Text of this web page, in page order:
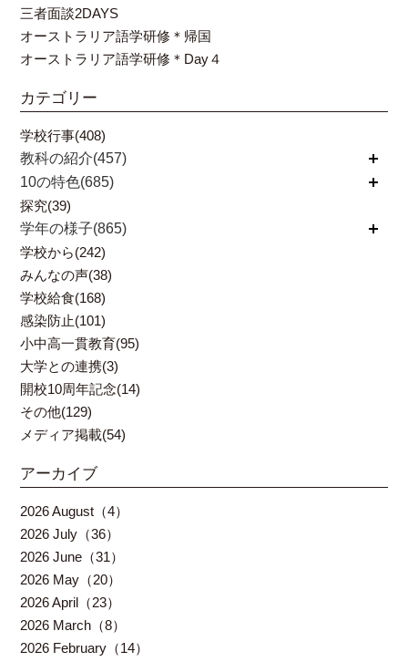
三者面談2DAYS
オーストラリア語学研修＊帰国
オーストラリア語学研修＊Day４
カテゴリー
学校行事(408)
教科の紹介(457)
開く
10の特色(685)
開く
探究(39)
学年の様子(865)
開く
学校から(242)
みんなの声(38)
学校給食(168)
感染防止(101)
小中高一貫教育(95)
大学との連携(3)
開校10周年記念(14)
その他(129)
メディア掲載(54)
アーカイブ
2026 August（4）
2026 July（36）
2026 June（31）
2026 May（20）
2026 April（23）
2026 March（8）
2026 February（14）